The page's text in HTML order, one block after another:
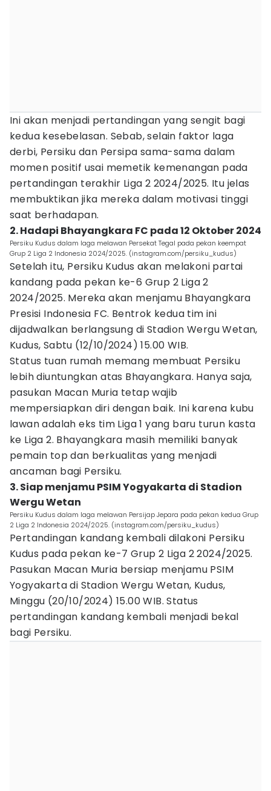
Ini akan menjadi pertandingan yang sengit bagi
kedua kesebelasan. Sebab, selain faktor laga
derbi, Persiku dan Persipa sama-sama dalam
momen positif usai memetik kemenangan pada
pertandingan terakhir Liga 2 2024/2025. Itu jelas
membuktikan jika mereka dalam motivasi tinggi
saat berhadapan.
2. Hadapi Bhayangkara FC pada 12 Oktober 2024
Persiku Kudus dalam laga melawan Persekat Tegal pada pekan keempat
Grup 2 Liga 2 Indonesia 2024/2025. (instagram.com/persiku_kudus)
Setelah itu, Persiku Kudus akan melakoni partai
kandang pada pekan ke-6 Grup 2 Liga 2
2024/2025. Mereka akan menjamu Bhayangkara
Presisi Indonesia FC. Bentrok kedua tim ini
dijadwalkan berlangsung di Stadion Wergu Wetan,
Kudus, Sabtu (12/10/2024) 15.00 WIB.
Status tuan rumah memang membuat Persiku
lebih diuntungkan atas Bhayangkara. Hanya saja,
pasukan Macan Muria tetap wajib
mempersiapkan diri dengan baik. Ini karena kubu
lawan adalah eks tim Liga 1 yang baru turun kasta
ke Liga 2. Bhayangkara masih memiliki banyak
pemain top dan berkualitas yang menjadi
ancaman bagi Persiku.
3. Siap menjamu PSIM Yogyakarta di Stadion
Wergu Wetan
Persiku Kudus dalam laga melawan Persijap Jepara pada pekan kedua Grup
2 Liga 2 Indonesia 2024/2025. (instagram.com/persiku_kudus)
Pertandingan kandang kembali dilakoni Persiku
Kudus pada pekan ke-7 Grup 2 Liga 2 2024/2025.
Pasukan Macan Muria bersiap menjamu PSIM
Yogyakarta di Stadion Wergu Wetan, Kudus,
Minggu (20/10/2024) 15.00 WIB. Status
pertandingan kandang kembali menjadi bekal
bagi Persiku.